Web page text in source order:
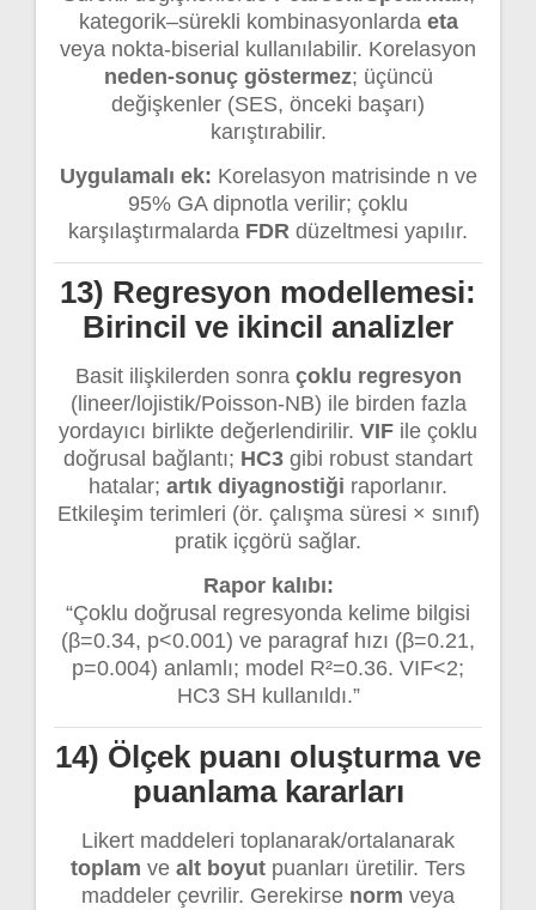
kategorik–sürekli kombinasyonlarda eta
veya nokta-biserial kullanılabilir. Korelasyon
neden-sonuç göstermez; üçüncü
değişkenler (SES, önceki başarı)
karıştırabilir.
Uygulamalı ek: Korelasyon matrisinde n ve
95% GA dipnotla verilir; çoklu
karşılaştırmalarda FDR düzeltmesi yapılır.
13) Regresyon modellemesi:
Birincil ve ikincil analizler
Basit ilişkilerden sonra çoklu regresyon
(lineer/lojistik/Poisson-NB) ile birden fazla
yordayıcı birlikte değerlendirilir. VIF ile çoklu
doğrusal bağlantı; HC3 gibi robust standart
hatalar; artık diyagnostiği raporlanır.
Etkileşim terimleri (ör. çalışma süresi × sınıf)
pratik içgörü sağlar.
Rapor kalıbı:
“Çoklu doğrusal regresyonda kelime bilgisi
(β=0.34, p<0.001) ve paragraf hızı (β=0.21,
p=0.004) anlamlı; model R²=0.36. VIF<2;
HC3 SH kullanıldı.”
14) Ölçek puanı oluşturma ve
puanlama kararları
Likert maddeleri toplanarak/ortalanarak
toplam ve alt boyut puanları üretilir. Ters
maddeler çevrilir. Gerekirse norm veya